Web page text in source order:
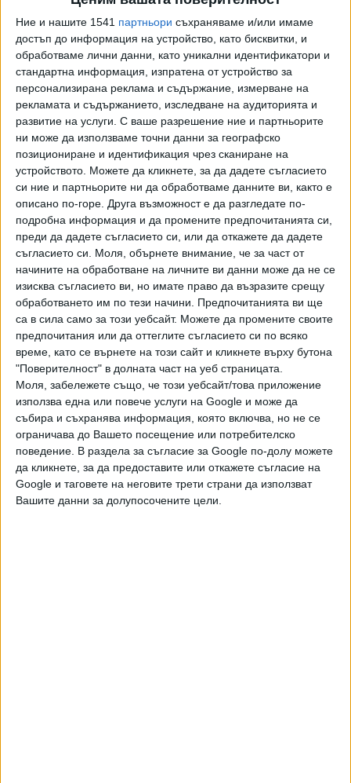
Ние и нашите 1541 партньори съхраняваме и/или имаме
достъп до информация на устройство, като бисквитки, и
обработваме лични данни, като уникални идентификатори и
стандартна информация, изпратена от устройство за
персонализирана реклама и съдържание, измерване на
рекламата и съдържанието, изследване на аудиторията и
развитие на услуги. С ваше разрешение ние и партньорите
ни може да използваме точни данни за географско
позициониране и идентификация чрез сканиране на
устройството. Можете да кликнете, за да дадете съгласието
си ние и партньорите ни да обработваме данните ви, както е
описано по-горе. Друга възможност е да разгледате по-
подробна информация и да промените предпочитанията си,
преди да дадете съгласието си, или да откажете да дадете
съгласието си.
Моля, обърнете внимание, че за част от
начините на обработване на личните ви данни може да не се
изисква съгласието ви, но имате право да възразите срещу
обработването им по тези начини. Предпочитанията ви ще
са в сила само за този уебсайт. Можете да промените своите
предпочитания или да оттеглите съгласието си по всяко
време, като се върнете на този сайт и кликнете върху бутона
"Поверителност" в долната част на уеб страницата.
Моля, забележете също, че този уебсайт/това приложение
използва една или повече услуги на Google и може да
събира и съхранява информация, която включва, но не се
ограничава до Вашето посещение или потребителско
поведение. В раздела за съгласие за Google по-долу можете
да кликнете, за да предоставите или откажете съгласие на
Google и таговете на неговите трети страни да използват
Вашите данни за долупосочените цели.
ПОСЛЕ
Хавайската Богородица заплака с фентанилови сълзи
Видео Разгледай всички